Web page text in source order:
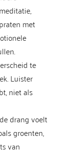
met
te
Luister
niet als
drang voelt
groenten,
van